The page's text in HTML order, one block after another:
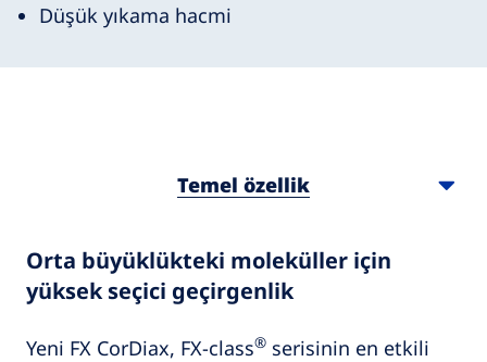
Düşük yıkama hacmi
Temel özellik
Orta büyüklükteki moleküller için
yüksek seçici geçirgenlik
Yeni FX CorDiax, FX-class® serisinin en etkili